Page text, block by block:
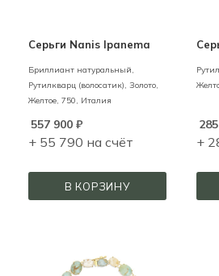
Серьги Nanis Ipanema
Бриллиант натуральный,
Рутилкварц (волосатик), Золото,
Желтое, 750, Италия
557 900 ₽
+ 55 790 на счёт
В КОРЗИНУ
+